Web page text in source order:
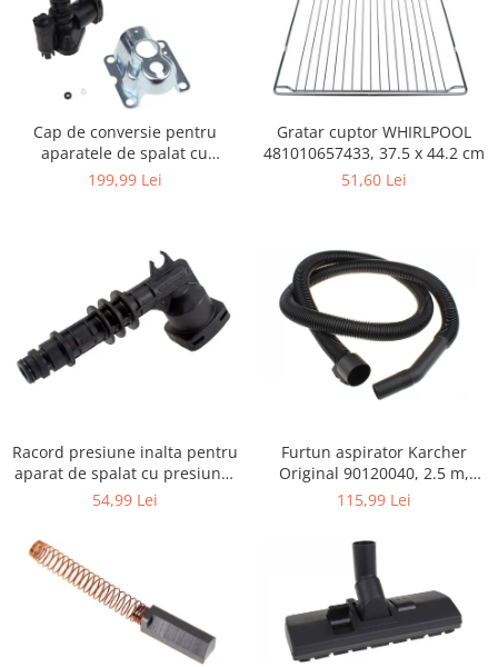
Igiena si ingrijire
Jucarii si Jocuri
Maternitate
Petshop
Accesorii animale de companie
Acvaristica
Castroane si adapatori animale
Mobila si transport animale de
Zgarzi, lese si hamuri
PC, Periferice & Software
Componente PC
Desktop PC & Monitoare
Consumabile
Periferice PC
Retelistica & Supraveghere
Telecomenzi garaj
Sport & Activitati in aer liber
Accesorii antrenament
Cap de conversie pentru
aparatele de spalat cu
presiune KARCHER K
199,99 Lei
Gratar cuptor WHIRLPOOL
481010657433, 37.5 x 44.2 cm
51,60 Lei
Racord presiune inalta pentru
aparat de spalat cu presiune,
KARCHER 9.013-355.0, K4/K5
54,99 Lei
Furtun aspirator Karcher
Original 90120040, 2.5 m,
negru
115,99 Lei